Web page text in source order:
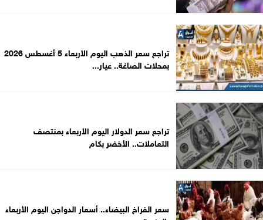
تراجع سعر الذهب اليوم الأربعاء 5 أغسطس 2026
بمحلات الصاغة.. عيار...
تراجع سعر الدولار اليوم الأربعاء بمنتصف
التعاملات.. الأخضر بكام
سعر الفراخ البيضاء.. أسعار الدواجن اليوم الأربعاء